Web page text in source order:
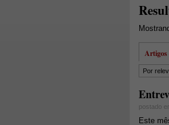
Artigos
Por
postado
Este